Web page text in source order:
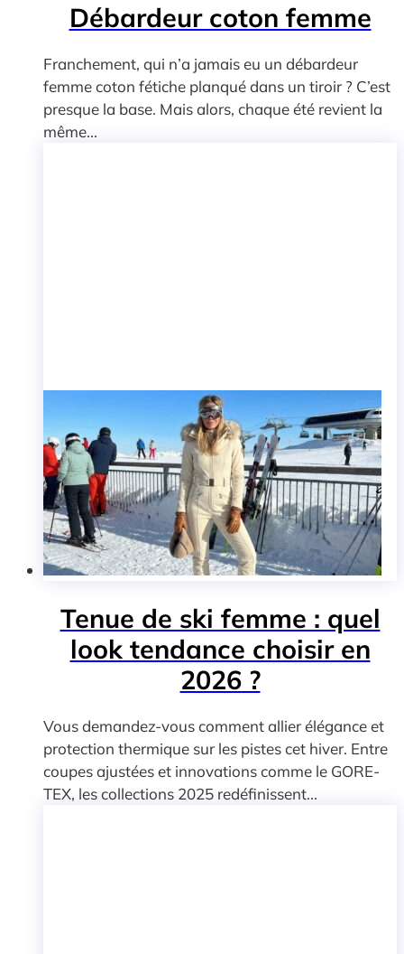
Débardeur coton femme
Franchement, qui n’a jamais eu un débardeur
femme coton fétiche planqué dans un tiroir ? C’est
presque la base. Mais alors, chaque été revient la
même...
Tenue de ski femme : quel
look tendance choisir en
2026 ?
Vous demandez-vous comment allier élégance et
protection thermique sur les pistes cet hiver. Entre
coupes ajustées et innovations comme le GORE-
TEX, les collections 2025 redéfinissent...